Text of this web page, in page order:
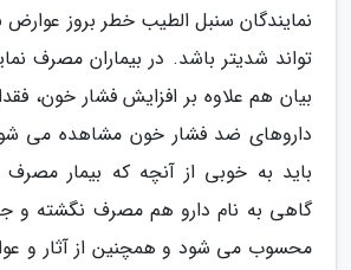
نمایندگان سنبل الطیب خطر بروز عوارض
تواند شدیتر باشد. در بیماران مصرف
بیان هم علاوه بر افزایش فشار خون،
داروهای ضد فشار خون مشاهده می
باید به خوبی از آنچه که بیمار
گاهی به نام دارو هم مصرف نگشته و
محسوب می شود و همچنین از آثار و